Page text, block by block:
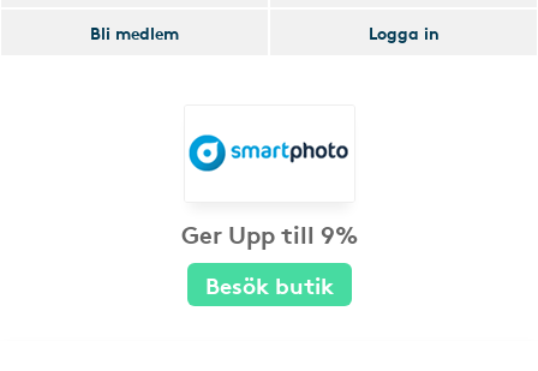
Bli medlem
Logga in
Ger Upp till 9%
Besök butik